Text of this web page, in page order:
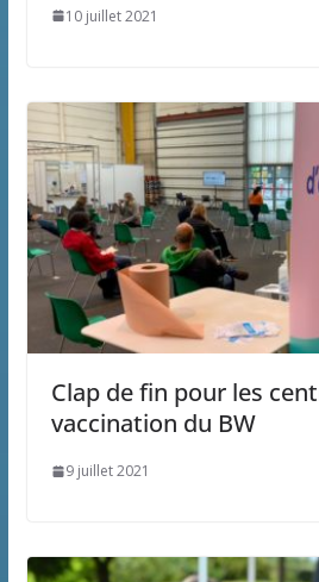
10 juillet 2021
Clap de fin pour les
vaccination du BW
9 juillet 2021